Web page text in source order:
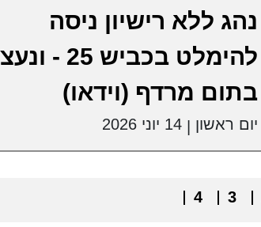
נהג ללא רישיון ניסה
להימלט בכביש 25 -
בתום מרדף (וידאו)
יום ראשון 14 יוני 2026
3
4